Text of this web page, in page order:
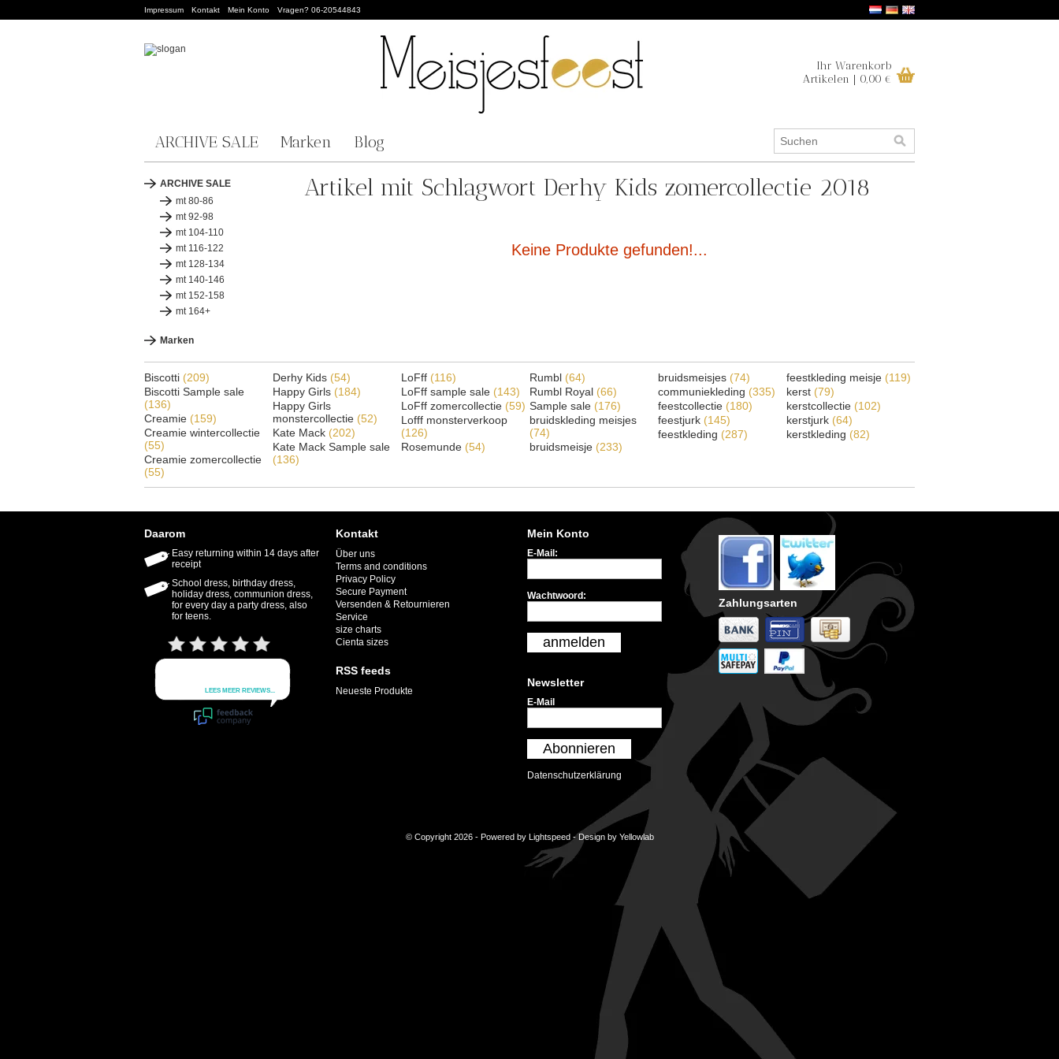
Impressum Kontakt Mein Konto Vragen? 06-20544843
Ihr Warenkorb
Artikelen | 0,00 €
ARCHIVE SALE Marken Blog
ARCHIVE SALE
mt 80-86
mt 92-98
mt 104-110
mt 116-122
mt 128-134
mt 140-146
mt 152-158
mt 164+
Marken
Artikel mit Schlagwort Derhy Kids zomercollectie 2018
Keine Produkte gefunden!...
Biscotti (209)
Biscotti Sample sale
(136)
Creamie (159)
Creamie wintercollectie
(55)
Creamie zomercollectie
(55)
Derhy Kids (54)
Happy Girls (184)
Happy Girls
monstercollectie (52)
Kate Mack (202)
Kate Mack Sample sale
(136)
LoFff (116)
LoFff sample sale (143)
LoFff zomercollectie (59)
Lofff monsterverkoop
(126)
Rosemunde (54)
Rumbl (64)
Rumbl Royal (66)
Sample sale (176)
bruidskleding meisjes
(74)
bruidsmeisje (233)
bruidsmeisjes (74)
communiekleding (335)
feestcollectie (180)
feestjurk (145)
feestkleding (287)
feestkleding meisje (119)
kerst (79)
kerstcollectie (102)
kerstjurk (64)
kerstkleding (82)
Daarom
Easy returning within 14 days after
receipt
School dress, birthday dress,
holiday dress, communion dress,
for every day a party dress, also
for teens.
Kontakt
Über uns
Terms and conditions
Privacy Policy
Secure Payment
Versenden & Retournieren
Service
size charts
Cienta sizes
RSS feeds
Neueste Produkte
Mein Konto
E-Mail:
Wachtwoord:
anmelden
Newsletter
E-Mail
Abonnieren
Datenschutzerklärung
Zahlungsarten
© Copyright 2026 - Powered by Lightspeed- Design by Yellowlab